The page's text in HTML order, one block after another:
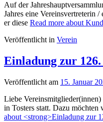
Auf der
Jahres eine Vereinsvertreterin
er diese Read more about
Veröffentlicht in Verein
Einladung zur
Veröffentlicht am 15. Januar
Liebe
in Tosters statt. Dazu
about <strong>Einladung zur